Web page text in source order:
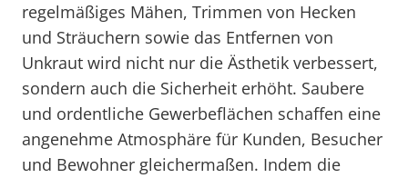
regelmäßiges Mähen, Trimmen von Hecken
und Sträuchern sowie das Entfernen von
Unkraut wird nicht nur die Ästhetik verbessert,
sondern auch die Sicherheit erhöht. Saubere
und ordentliche Gewerbeflächen schaffen eine
angenehme Atmosphäre für Kunden, Besucher
und Bewohner gleichermaßen. Indem die